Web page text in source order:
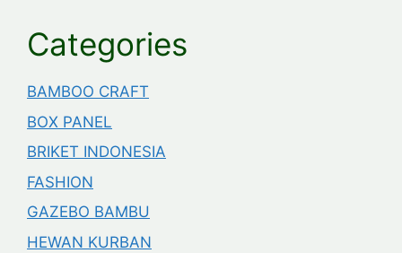
Categories
BAMBOO CRAFT
BOX PANEL
BRIKET INDONESIA
FASHION
GAZEBO BAMBU
HEWAN KURBAN